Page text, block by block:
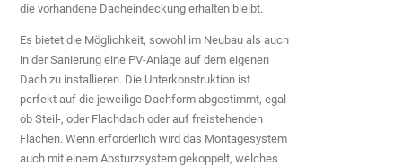
die vorhandene Dacheindeckung erhalten bleibt.
Es bietet die Möglichkeit, sowohl im Neubau als auch
in der Sanierung eine PV-Anlage auf dem eigenen
Dach zu installieren. Die Unterkonstruktion ist
perfekt auf die jeweilige Dachform abgestimmt, egal
ob Steil-, oder Flachdach oder auf freistehenden
Flächen. Wenn erforderlich wird das Montagesystem
auch mit einem Absturzsystem gekoppelt, welches